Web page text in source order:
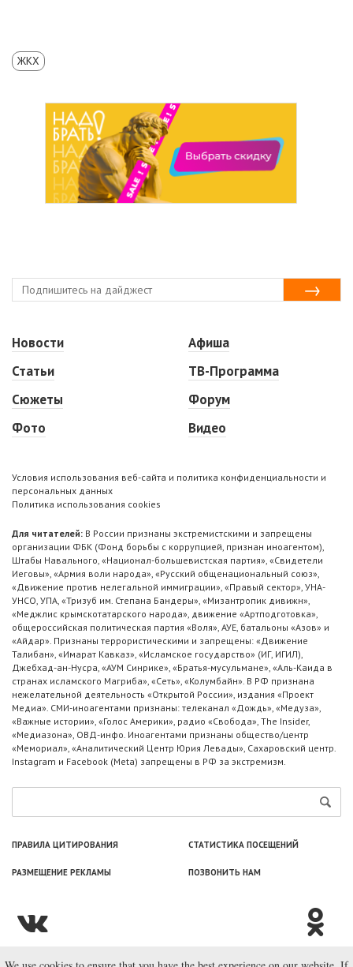
ЖКХ
Новости
Статьи
Сюжеты
Фото
Афиша
ТВ-Программа
Форум
Видео
Условия использования веб-сайта и политика конфиденциальности и
персональных данных
Политика использования cookies
Для читателей: В России признаны экстремистскими и запрещены
организации ФБК (Фонд борьбы с коррупцией, признан иноагентом),
Штабы Навального, «Национал-большевистская партия», «Свидетели
Иеговы», «Армия воли народа», «Русский общенациональный союз»,
«Движение против нелегальной иммиграции», «Правый сектор», УНА-
УНСО, УПА, «Тризуб им. Степана Бандеры», «Мизантропик дивижн»,
«Меджлис крымскотатарского народа», движение «Артподготовка»,
общероссийская политическая партия «Воля», АУЕ, батальоны «Азов» и
«Айдар». Признаны террористическими и запрещены: «Движение
Талибан», «Имарат Кавказ», «Исламское государство» (ИГ, ИГИЛ),
Джебхад-ан-Нусра, «АУМ Синрике», «Братья-мусульмане», «Аль-Каида в
странах исламского Магриба», «Сеть», «Колумбайн». В РФ признана
нежелательной деятельность «Открытой России», издания «Проект
Медиа». СМИ-иноагентами признаны: телеканал «Дождь», «Медуза»,
«Важные истории», «Голос Америки», радио «Свобода», The Insider,
«Медиазона», ОВД-инфо. Иноагентами признаны общество/центр
«Мемориал», «Аналитический Центр Юрия Левады», Сахаровский центр.
Instagram и Facebook (Metа) запрещены в РФ за экстремизм.
ПРАВИЛА ЦИТИРОВАНИЯ СТАТИСТИКА ПОСЕЩЕНИЙ
РАЗМЕЩЕНИЕ РЕКЛАМЫ ПОЗВОНИТЬ НАМ
© ООО «Лаборатория Новоcтей», 2003—2026.